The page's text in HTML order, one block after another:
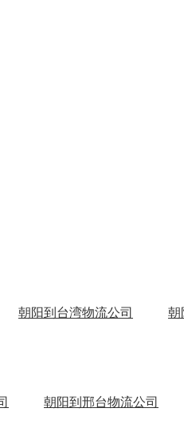
朝阳到台湾物流公司 朝
朝阳到邢台物流公司